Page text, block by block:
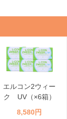
エルコン2ウィー
ク UV（×6箱）
8,580円